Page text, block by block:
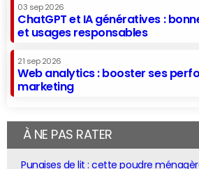
03 sep 2026
ChatGPT et IA génératives :
et usages responsables
21 sep 2026
Web analytics : booster ses
marketing
À NE PAS RATER
Punaises de lit : cette poudre